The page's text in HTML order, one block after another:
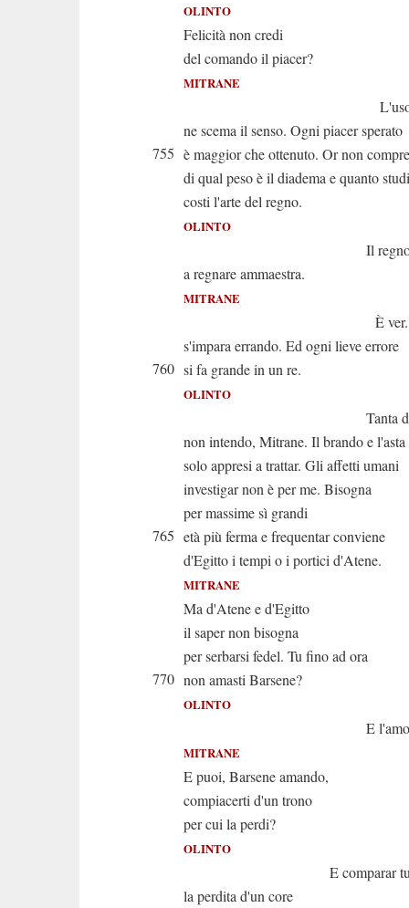
OLINTO
Felicità non credi
del comando il piacer?
MITRANE
L'uso d'un
ne scema il senso. Ogni piacer sperato
755 è maggior che ottenuto. Or non
di qual peso è il diadema e quanto
costi l'arte del regno.
OLINTO
Il regno
a regnare ammaestra.
MITRANE
È ver. Ma
s'impara errando. Ed ogni lieve errore
760 si fa grande in un re.
OLINTO
Tanta
non intendo, Mitrane. Il brando e l'asta
solo appresi a trattar. Gli affetti umani
investigar non è per me. Bisogna
per massime sì grandi
765 età più ferma e frequentar conviene
d'Egitto i tempi o i portici d'Atene.
MITRANE
Ma d'Atene e d'Egitto
il saper non bisogna
per serbarsi fedel. Tu fino ad ora
770 non amasti Barsene?
OLINTO
E l'amo
MITRANE
E puoi, Barsene amando,
compiacerti d'un trono
per cui la perdi?
OLINTO
E comparar tu
la perdita d'un core